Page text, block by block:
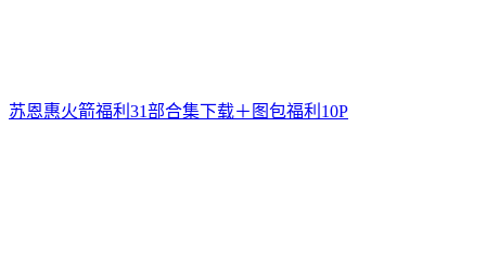
苏恩惠火箭福利31部合集下载＋图包福利10P